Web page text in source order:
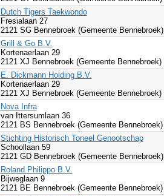
Dutch Tigers Taekwondo
Fresialaan 27
2121 SG Bennebroek (Gemeente Bennebroek)
Grill & Go B.V.
Kortenaerlaan 29
2121 XJ Bennebroek (Gemeente Bennebroek)
E. Dickmann Holding B.V.
Kortenaerlaan 29
2121 XJ Bennebroek (Gemeente Bennebroek)
Nova Infra
van Ittersumlaan 36
2121 BS Bennebroek (Gemeente Bennebroek)
Stichting Historisch Toneel Genootschap
Schoollaan 59
2121 GD Bennebroek (Gemeente Bennebroek)
Roland Philippo B.V.
Bijweglaan 9
2121 BE Bennebroek (Gemeente Bennebroek)